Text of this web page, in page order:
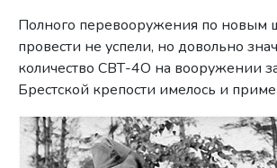
Полного перевооружения по новым
провести не успели, но довольно
количество СВТ-4О на вооружении
Брестской крепости имелось и